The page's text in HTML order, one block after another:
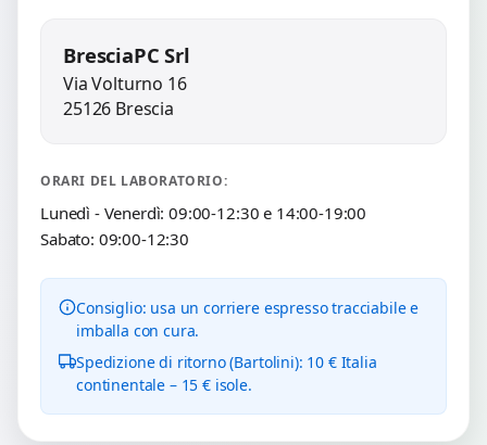
BresciaPC Srl
Via Volturno 16
25126 Brescia
ORARI DEL LABORATORIO:
Lunedì - Venerdì: 09:00-12:30 e 14:00-19:00
Sabato: 09:00-12:30
Consiglio: usa un corriere espresso tracciabile e
imballa con cura.
Spedizione di ritorno (Bartolini): 10 € Italia
continentale – 15 € isole.